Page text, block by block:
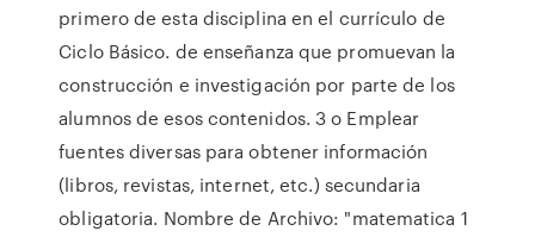
primero de esta disciplina en el currículo de
Ciclo Básico. de enseñanza que promuevan la
construcción e investigación por parte de los
alumnos de esos contenidos. 3 o Emplear
fuentes diversas para obtener información
(libros, revistas, internet, etc.) secundaria
obligatoria. Nombre de Archivo: "matematica 1